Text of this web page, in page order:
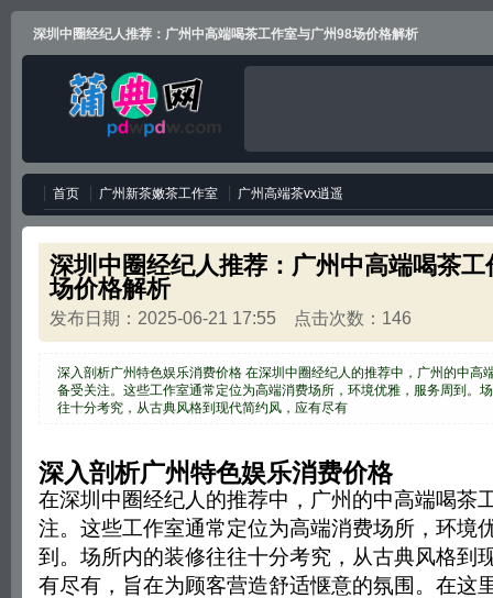
深圳中圈经纪人推荐：广州中高端喝茶工作室与广州98场价格解析
首页 广州新茶嫩茶工作室 广州高端茶vx逍遥
深圳中圈经纪人推荐：广州中高端喝茶
场价格解析
发布日期：2025-06-21 17:55 点击次数：146
深入剖析广州特色娱乐消费价格 在深圳中圈经纪人的推荐中，广州的中高
备受关注。这些工作室通常定位为高端消费场所，环境优雅，服务周到。
往十分考究，从古典风格到现代简约风，应有尽有
深入剖析广州特色娱乐消费价格
在深圳中圈经纪人的推荐中，广州的中高端喝茶
注。这些工作室通常定位为高端消费场所，环境
到。场所内的装修往往十分考究，从古典风格到
有尽有，旨在为顾客营造舒适惬意的氛围。在这